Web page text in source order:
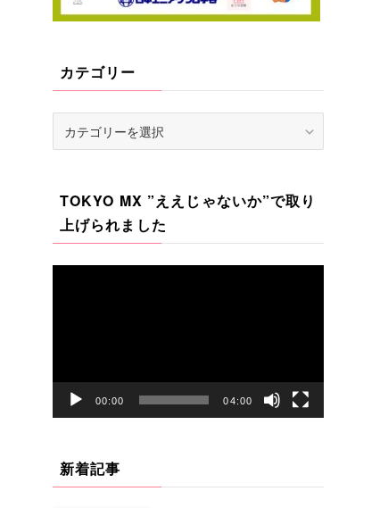
カテゴリー
テ
リ
TOKYO MX ”ええじゃないか”で取り
上げられました
ー
00:00 04:00
新着記事